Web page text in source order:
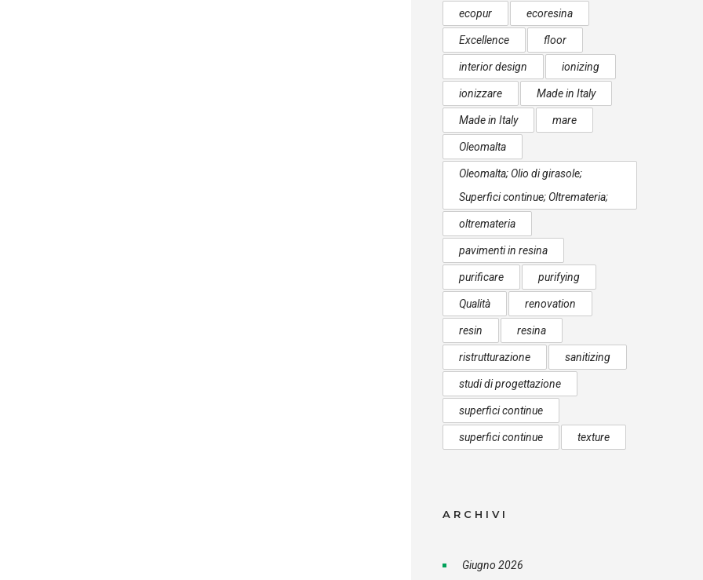
ecopur ecoresina
Excellence floor
interior design ionizing
ionizzare Made in Italy
Made in Italy mare
Oleomalta
Oleomalta; Olio di girasole;
Superfici continue; Oltremateria;
oltremateria
pavimenti in resina
purificare purifying
Qualità renovation
resin resina
ristrutturazione sanitizing
studi di progettazione
superfici continue
superfici continue texture
ARCHIVI
Giugno 2026